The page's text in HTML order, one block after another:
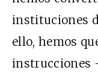
instituciones
ello, hemos
instrucciones